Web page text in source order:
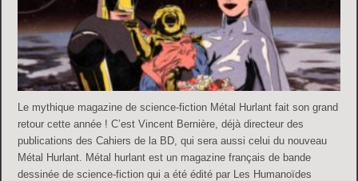
Le mythique magazine de science-fiction Métal Hurlant fait son grand
retour cette année ! C’est Vincent Bernière, déjà directeur des
publications des Cahiers de la BD, qui sera aussi celui du nouveau
Métal Hurlant. Métal hurlant est un magazine français de bande
dessinée de science-fiction qui a été édité par Les Humanoïdes